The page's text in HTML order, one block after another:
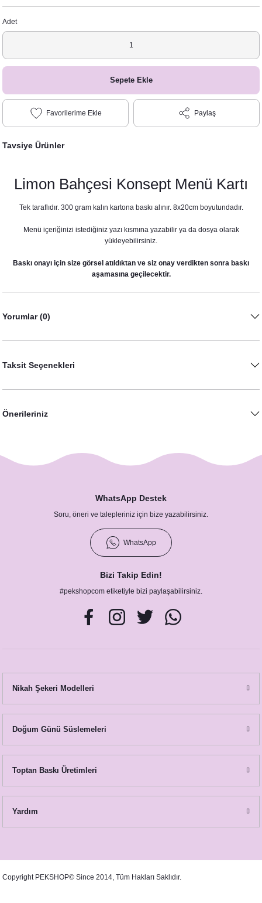
Adet
Sepete Ekle
Paylaş
Tavsiye Ürünler
Limon Bahçesi Konsept Karşılama Panosu
24,00 TL
Limon Bahçesi Konsept Menü Kartı
Tek taraflıdır. 300 gram kalın kartona baskı alınır. 8x20cm boyutundadır.
Menü içeriğinizi istediğiniz yazı kısmına yazabilir ya da dosya olarak
yükleyebilirsiniz.
Baskı onayı için size görsel atıldıktan ve siz onay verdikten sonra baskı
aşamasına geçilecektir.
Yorumlar (0)
Taksit Seçenekleri
Önerileriniz
WhatsApp Destek
Soru, öneri ve talepleriniz için bize yazabilirsiniz.
WhatsApp
Bizi Takip Edin!
#pekshopcom etiketiyle bizi paylaşabilirsiniz.
Nikah Şekeri Modelleri
Doğum Günü Süslemeleri
Toptan Baskı Üretimleri
Yardım
Copyright PEKSHOP© Since 2014, Tüm Hakları Saklıdır.